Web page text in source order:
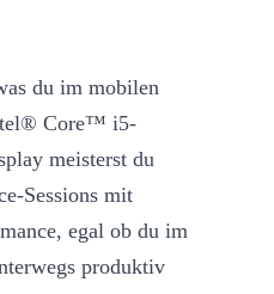
du im mobilen
Core™ i5-
meisterst du
Sessions mit
egal ob du im
produktiv